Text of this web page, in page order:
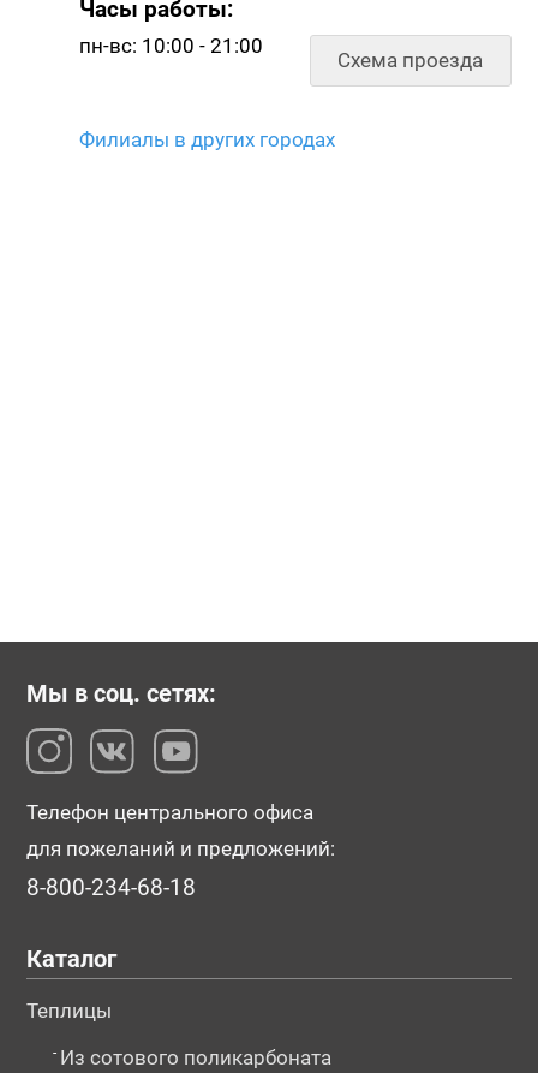
Часы работы:
пн-вс: 10:00 - 21:00
Схема проезда
Филиалы в других городах
Мы в соц. сетях:
Телефон центрального офиса
для пожеланий и предложений:
8-800-234-68-18
Каталог
Теплицы
- Из сотового поликарбоната